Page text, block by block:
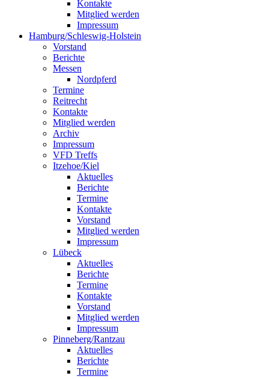
Kontakte
Mitglied werden
Impressum
Hamburg/Schleswig-Holstein
Vorstand
Berichte
Messen
Nordpferd
Termine
Reitrecht
Kontakte
Mitglied werden
Archiv
Impressum
VFD Treffs
Itzehoe/Kiel
Aktuelles
Berichte
Termine
Kontakte
Vorstand
Mitglied werden
Impressum
Lübeck
Aktuelles
Berichte
Termine
Kontakte
Vorstand
Mitglied werden
Impressum
Pinneberg/Rantzau
Aktuelles
Berichte
Termine